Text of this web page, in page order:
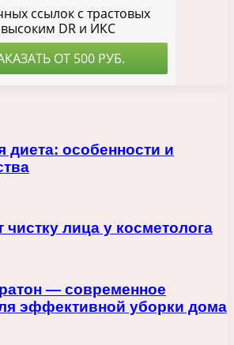
диета: особенности и
чистку лица у косметолога
— современное
эффективной уборки дома